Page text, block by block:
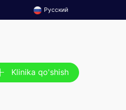
Русский
Klinika qo'shish